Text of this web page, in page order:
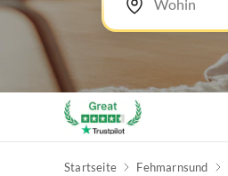
Startseite Fehmarnsund